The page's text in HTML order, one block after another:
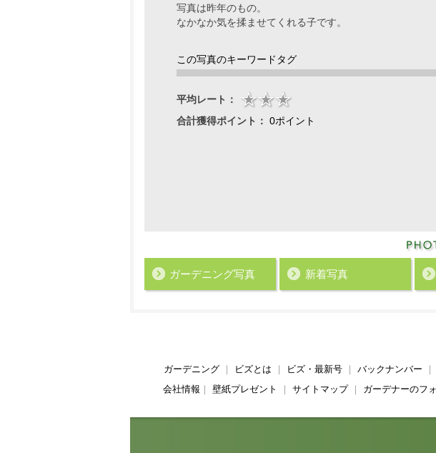
写真は昨年のもの。
なかなか気を揉ませてくれる子です。
この写真のキーワードタグ
平均レート：
合計獲得ポイント： 0ポイント
ガーデニング写真 新着写真
ガーデニング｜ ビズとは ビズ・最新号｜ バックナンバー
会社情報
壁紙プレゼント サイトマップ｜ ガーデナーのフ